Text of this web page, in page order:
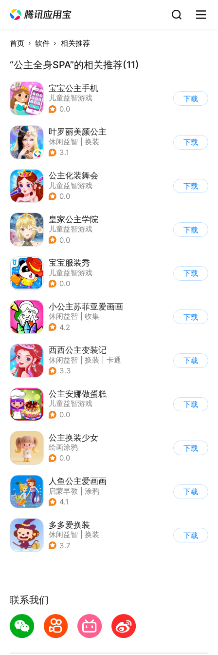
首页 软件 相关推荐
“公主全身SPA”的相关推荐(11)
宝宝公主手机
儿童益智游戏
0.0
下载
叶罗丽美颜公主
休闲益智
换装
| 动漫改编
3.1
下载
公主化装舞会
儿童益智游戏
0.0
下载
皇家公主学院
儿童益智游戏
0.0
下载
宝宝服装秀
儿童益智游戏
0.0
下载
小公主苏菲亚爱画画
休闲益智
收集
| 儿童游戏
4.2
下载
西西公主变装记
休闲益智 换装
卡通
3.3
下载
公主安娜做蛋糕
儿童益智游戏
0.0
下载
公主换装少女
绘画涂鸦
0.0
下载
人鱼公主爱画画
启蒙早教
涂鸦
4.1
下载
多多爱换装
休闲益智
换装
| 儿童游戏
3.7
下载
联系我们